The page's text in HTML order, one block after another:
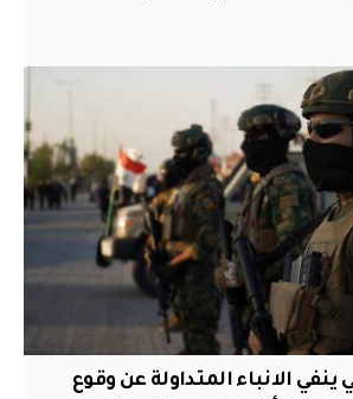
الانباء المتداولة عن وقوع